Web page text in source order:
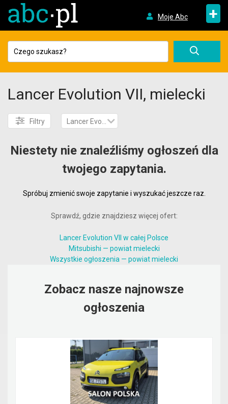
Moje Abc +
Lancer Evolution VII, mielecki
Filtry Lancer Evolution VII
Niestety nie znaleźliśmy ogłoszeń dla
twojego zapytania.
Spróbuj zmienić swoje zapytanie i wyszukać jeszcze raz.
Sprawdź, gdzie znajdziesz więcej ofert:
Lancer Evolution VII w całej Polsce
Mitsubishi — powiat mielecki
Wszystkie ogłoszenia — powiat mielecki
Zobacz nasze najnowsze
ogłoszenia